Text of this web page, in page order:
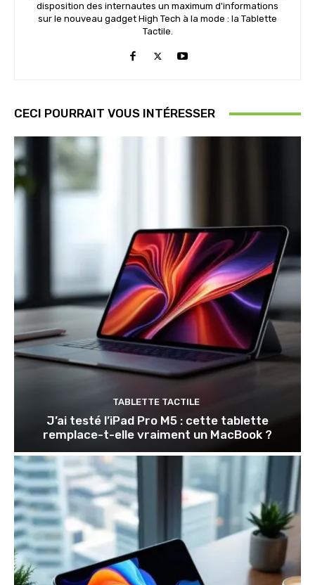
disposition des internautes un maximum d'informations
sur le nouveau gadget High Tech à la mode : la Tablette
Tactile.
CECI POURRAIT VOUS INTÉRESSER
TABLETTE TACTILE
J’ai testé l’iPad Pro M5 : cette tablette
remplace-t-elle vraiment un MacBook ?